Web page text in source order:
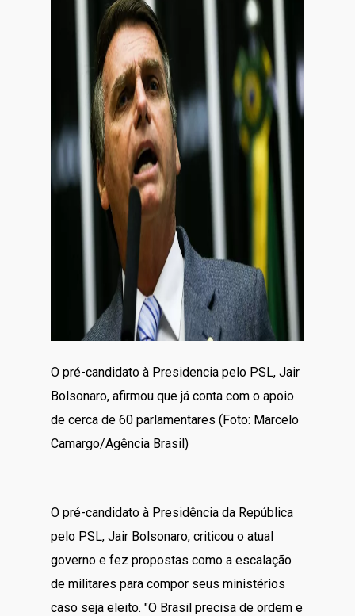
O pré-candidato à Presidencia pelo PSL, Jair
Bolsonaro, afirmou que já conta com o apoio
de cerca de 60 parlamentares (Foto: Marcelo
Camargo/Agência Brasil)
O pré-candidato à Presidência da República
pelo PSL, Jair Bolsonaro, criticou o atual
governo e fez propostas como a escalação
de militares para compor seus ministérios
caso seja eleito. "O Brasil precisa de ordem e